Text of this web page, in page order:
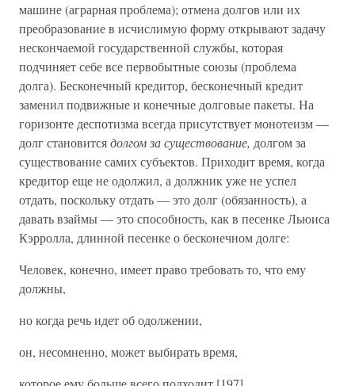
машине (аграрная проблема); отмена долгов или их
преобразование в исчислимую форму открывают задачу
нескончаемой государственной службы, которая
подчиняет себе все первобытные союзы (проблема
долга). Бесконечный кредитор, бесконечный кредит
заменил подвижные и конечные долговые пакеты. На
горизонте деспотизма всегда присутствует монотеизм —
долг становитсядолгом за существование, долгом за
существование самих субъектов. Приходит время, когда
кредитор еще не одолжил, а должник уже не успел
отдать, поскольку отдать — это долг (обязанность), а
давать взаймы — это способность, как в песенке Льюиса
Кэрролла, длинной песенке о бесконечном долге:
Человек, конечно, имеет право требовать то, что ему
должны,
но когда речь идет об одолжении,
он, несомненно, может выбирать время,